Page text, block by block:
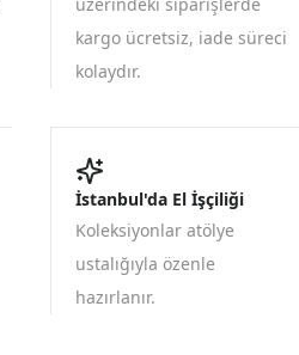
kargo ücretsiz, iade süreci
kolaydır.
İstanbul'da El İşçiliği
Koleksiyonlar atölye
ustalığıyla özenle
hazırlanır.